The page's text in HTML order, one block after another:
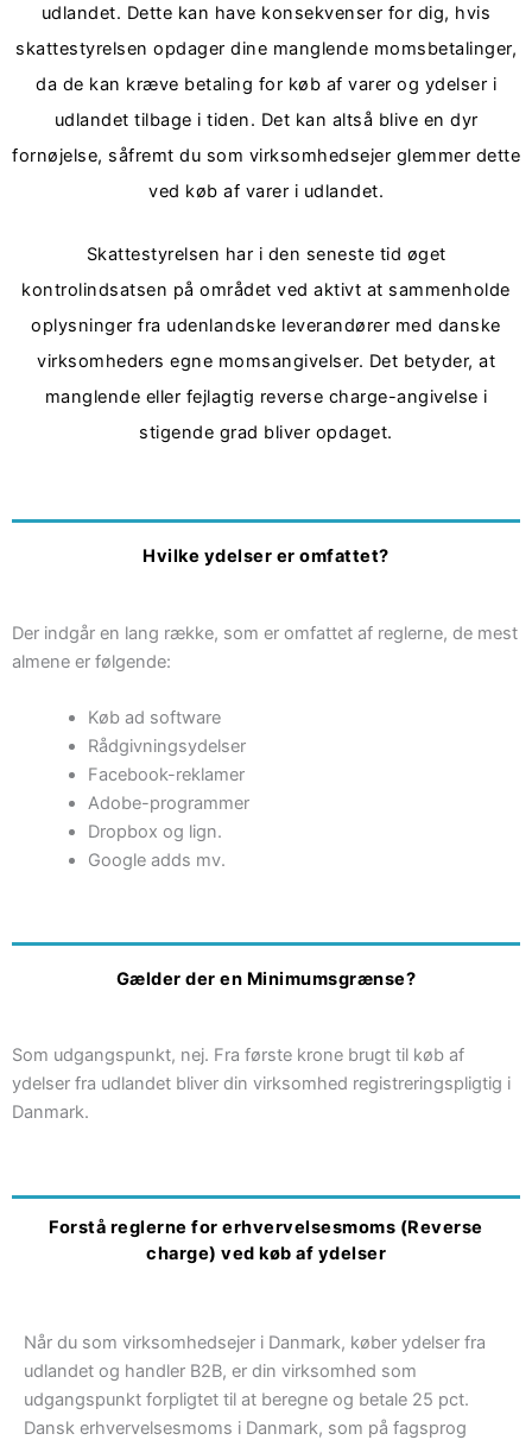
udlandet. Dette kan have konsekvenser for dig, hvis
skattestyrelsen opdager dine manglende momsbetalinger,
da de kan kræve betaling for køb af varer og ydelser i
udlandet tilbage i tiden. Det kan altså blive en dyr
fornøjelse, såfremt du som virksomhedsejer glemmer dette
ved køb af varer i udlandet.
Skattestyrelsen har i den seneste tid øget
kontrolindsatsen på området ved aktivt at sammenholde
oplysninger fra udenlandske leverandører med danske
virksomheders egne momsangivelser. Det betyder, at
manglende eller fejlagtig reverse charge-angivelse i
stigende grad bliver opdaget.
Hvilke ydelser er omfattet?
Der indgår en lang række, som er omfattet af reglerne, de mest
almene er følgende:
Køb ad software
Rådgivningsydelser
Facebook-reklamer
Adobe-programmer
Dropbox og lign.
Google adds mv.
Gælder der en Minimumsgrænse?
Som udgangspunkt, nej. Fra første krone brugt til køb af
ydelser fra udlandet bliver din virksomhed registreringspligtig i
Danmark.
Forstå reglerne for erhvervelsesmoms (Reverse
charge) ved køb af ydelser
Når du som virksomhedsejer i Danmark, køber ydelser fra
udlandet og handler B2B, er din virksomhed som
udgangspunkt forpligtet til at beregne og betale 25 pct.
Dansk erhvervelsesmoms i Danmark, som på fagsprog